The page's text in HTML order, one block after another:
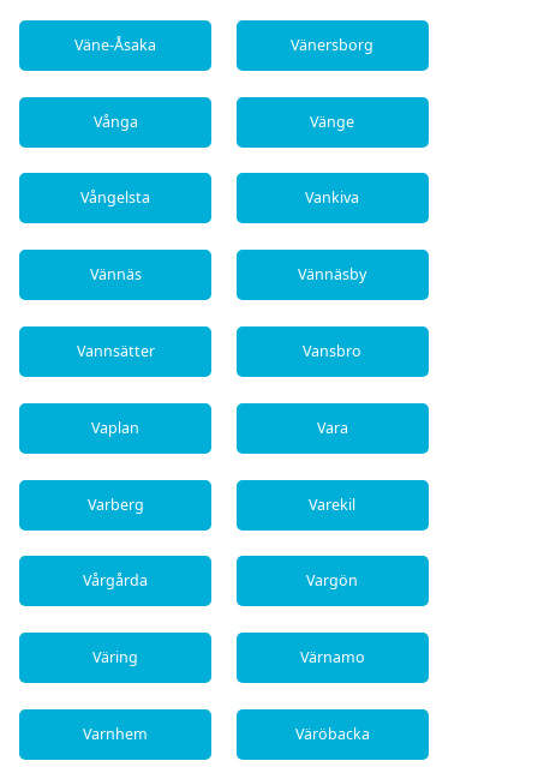
Väne-Åsaka Vänersborg
Vånga Vänge
Vångelsta Vankiva
Vännäs Vännäsby
Vannsätter Vansbro
Vaplan Vara
Varberg Varekil
Vårgårda Vargön
Väring Värnamo
Varnhem Väröbacka